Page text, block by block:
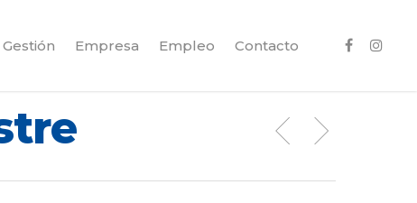
Empresa Empleo Contacto